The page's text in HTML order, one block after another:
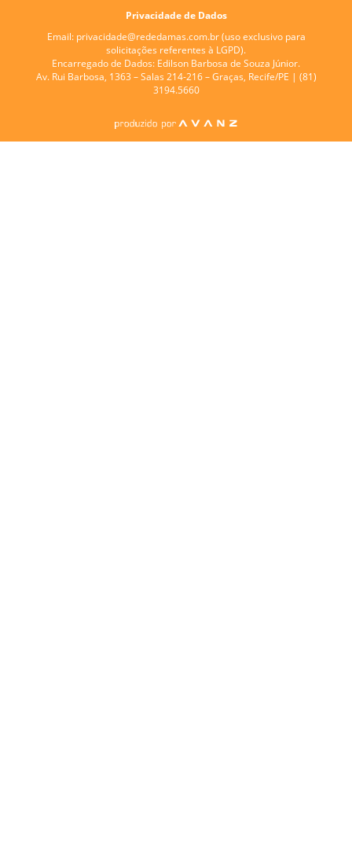
Privacidade de Dados
Email: privacidade@rededamas.com.br(uso exclusivo para
solicitações referentes à LGPD).
Encarregado de Dados: Edilson Barbosa de Souza Júnior.
Av. Rui Barbosa, 1363 – Salas 214-216 – Graças, Recife/PE | (81)
3194.5660